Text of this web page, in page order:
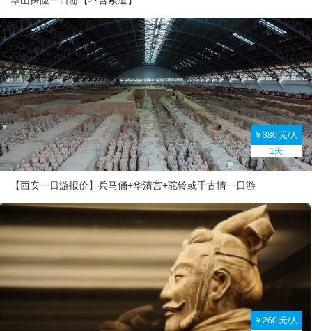
￥380 元/人
1天
【西安一日游报价】兵马俑+华清宫+驼铃或千古情一日游
￥260 元/人